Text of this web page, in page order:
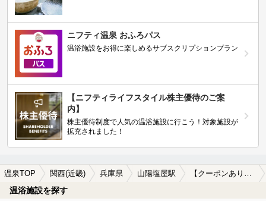
ニフティ温泉 おふろパス
温浴施設をお得に楽しめるサブスクリプションプラン
【ニフティライフスタイル株主優待のご案
内】
株主優待制度で人気の温浴施設に行こう！対象施設が
拡充されました！
温泉TOP 関西(近畿) 兵庫県 山陽塩屋駅
温浴施設を探す